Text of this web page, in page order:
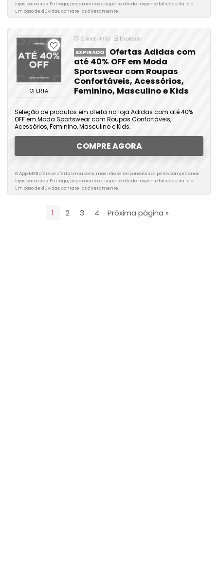
lojas parceiras. Entrega, pagamentos e suporte são de responsabilidade da loja.
Em caso de dúvidas, contate-as diretamente.
OFERTA
2 anos atrás Expirado
EXPIRADO
Ofertas Adidas com
até 40% OFF em Moda
Sportswear com Roupas
Confortáveis, Acessórios,
Feminino, Masculino e Kids
Seleção de produtos em oferta na loja Adidas com até 40%
OFF em Moda Sportswear com Roupas Confortáveis,
Acessórios, Feminino, Masculino e Kids.
COMPRE AGORA
O App MEB oferece ofertas e cupons, mas não se responsabiliza pelas compras nas
lojas parceiras. Entrega, pagamentos e suporte são de responsabilidade da loja.
Em caso de dúvidas, contate-as diretamente.
1 2 3 4 Próxima página »